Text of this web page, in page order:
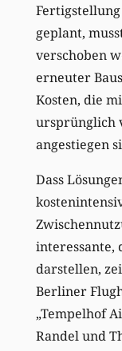
geplant,
verschoben
erneuter
Kosten, die
ursprünglich
angestiegen
Dass
interessante,
darstellen,
Berliner
„Tempelhof
Randel und